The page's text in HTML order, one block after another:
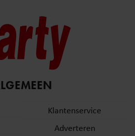
Klantenservice
Adverteren